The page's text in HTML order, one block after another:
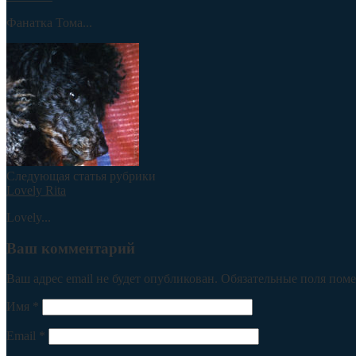
Фанатка Тома...
Следующая статья рубрики
Lovely Rita
Lovely...
Ваш комментарий
Ваш адрес email не будет опубликован. Обязательные поля
Имя *
Email *